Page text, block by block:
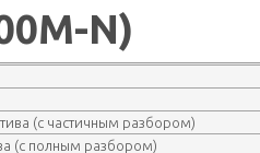
N)
(с частичным разбором)
(с полным разбором)